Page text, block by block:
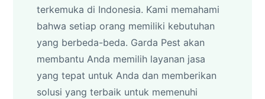
terkemuka di Indonesia. Kami memahami
bahwa setiap orang memiliki kebutuhan
yang berbeda-beda. Garda Pest akan
membantu Anda memilih layanan jasa
yang tepat untuk Anda dan memberikan
solusi yang terbaik untuk memenuhi